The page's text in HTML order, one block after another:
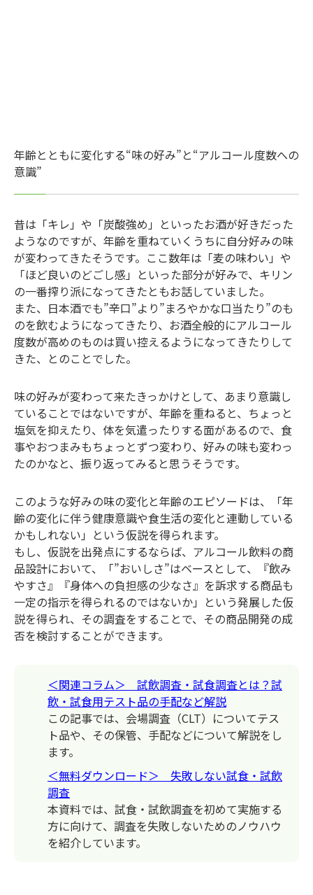
年齢とともに変化する“味の好み”と“アルコール度数への
意識”
昔は「キレ」や「炭酸強め」といったお酒が好きだった
ようなのですが、年齢を重ねていくうちに自分好みの味
が変わってきたそうです。ここ数年は「麦の味わい」や
「ほど良いのどごし感」といった部分が好みで、キリン
の一番搾り派になってきたともお話していました。
また、日本酒でも”辛口”より”まろやかな口当たり”のも
のを飲むようになってきたり、お酒全般的にアルコール
度数が高めのものは買い控えるようになってきたりして
きた、とのことでした。
味の好みが変わって来たきっかけとして、あまり意識し
ていることではないですが、年齢を重ねると、ちょっと
塩気を抑えたり、体を気遣ったりする面があるので、食
事やおつまみもちょっとずつ変わり、好みの味も変わっ
たのかなと、振り返ってみると思うそうです。
このような好みの味の変化と年齢のエピソードは、「年
齢の変化に伴う健康意識や食生活の変化と連動している
かもしれない」という仮説を得られます。
もし、仮説を出発点にするならば、アルコール飲料の商
品設計において、「”おいしさ”はベースとして、『飲み
やすさ』『身体への負担感の少なさ』を訴求する商品も
一定の指示を得られるのではないか」という発展した仮
説を得られ、その調査をすることで、その商品開発の成
否を検討することができます。
＜関連コラム＞ 試飲調査・試食調査とは？試
飲・試食用テスト品の手配など解説
この記事では、会場調査（CLT）についてテス
ト品や、その保管、手配などについて解説をし
ます。
＜無料ダウンロード＞ 失敗しない試食・試飲
調査
本資料では、試食・試飲調査を初めて実施する
方に向けて、調査を失敗しないためのノウハウ
を紹介しています。